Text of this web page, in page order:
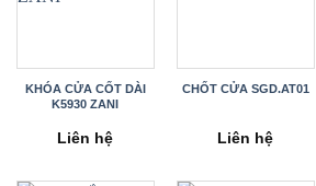
KHÓA CỬA CỐT DÀI
K5930 ZANI
Liên hệ
CHỐT CỬA SGD.AT01
Liên hệ